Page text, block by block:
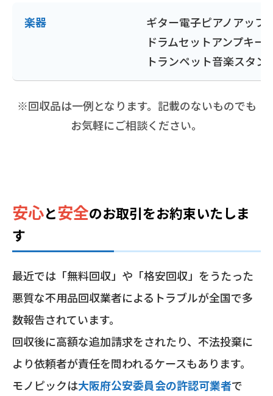
楽器 ギター電子ピアノアップ
ドラムセットアンプキー
トランペット音楽スタン
※回収品は一例となります。記載のないものでも
お気軽にご相談ください。
安心と安全のお取引をお約束いたしま
す
最近では「無料回収」や「格安回収」をうたった
悪質な不用品回収業者によるトラブルが全国で多
数報告されています。
回収後に高額な追加請求をされたり、不法投棄に
より依頼者が責任を問われるケースもあります。
モノピックは大阪府公安委員会の許認可業者で